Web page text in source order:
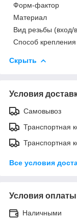
Форм-фактор
Материал
Вид резьбы (вход/
Способ крепления
Скрыть
Условия
Самовывоз
Транспортная
Транспортная
Все условия
Условия оплаты
Наличными